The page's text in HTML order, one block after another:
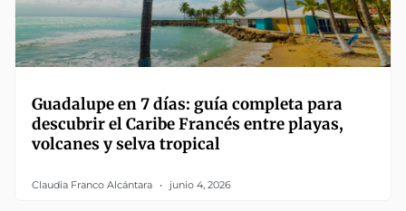
Guadalupe en 7 días: guía completa para
descubrir el Caribe Francés entre playas,
volcanes y selva tropical
Claudia Franco Alcántara junio 4, 2026